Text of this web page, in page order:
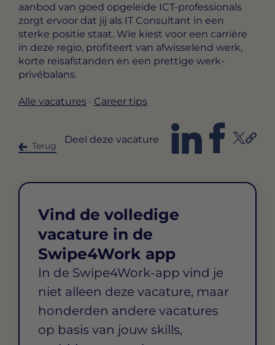
aanbod van goed opgeleide ICT-professionals
zorgt ervoor dat jij als IT Consultant in een
sterke positie staat. Wie kiest voor een carrière
in deze regio, profiteert van afwisselend werk,
korte reisafstanden en een prettige werk-
privébalans.
Alle vacatures · Career tips
Terug
Deel deze vacature
Vind de volledige
vacature in de
Swipe4Work app
In de Swipe4Work-app vind je
niet alleen deze vacature, maar
honderden andere vacatures
op basis van jouw skills,